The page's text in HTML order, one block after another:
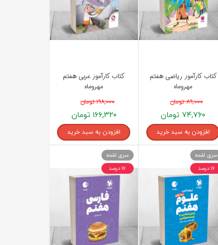
پرفروش ترین کتب زبان های خارجه
کتاب کارآموز ریاضی هفتم
مهروماه
۸۹,۰۰۰ تومان
۷۴,۷۶۰ تومان
افزودن به سبد خرید
کتاب کارآموز عربی هفتم
مهروماه
۱۹۸,۰۰۰ تومان
۱۶۶,۳۲۰ تومان
افزودن به سبد خرید
سری لقمه
۱۶ درصد
سری لقمه
۱۶ درصد